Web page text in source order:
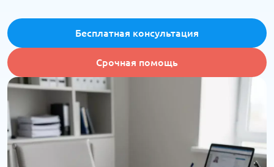
Бесплатная консультация
Срочная помощь